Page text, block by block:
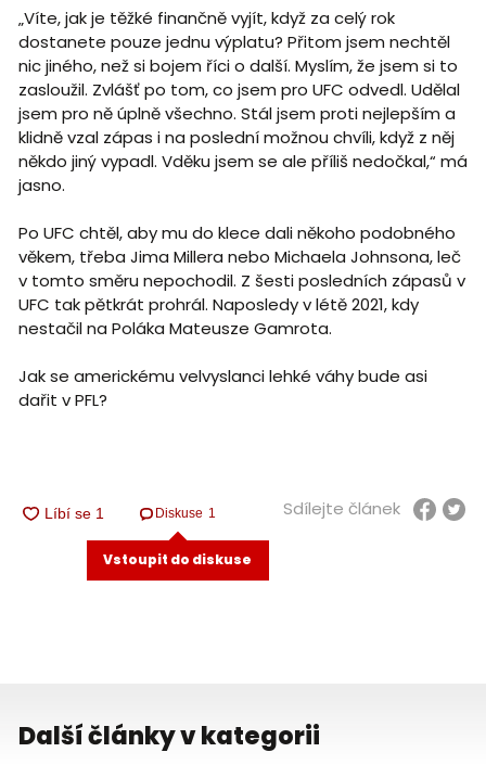
„Víte, jak je těžké finančně vyjít, když za celý rok
dostanete pouze jednu výplatu? Přitom jsem nechtěl
nic jiného, než si bojem říci o další. Myslím, že jsem si to
zasloužil. Zvlášť po tom, co jsem pro UFC odvedl. Udělal
jsem pro ně úplně všechno. Stál jsem proti nejlepším a
klidně vzal zápas i na poslední možnou chvíli, když z něj
někdo jiný vypadl. Vděku jsem se ale příliš nedočkal,“ má
jasno.
Po UFC chtěl, aby mu do klece dali někoho podobného
věkem, třeba Jima Millera nebo Michaela Johnsona, leč
v tomto směru nepochodil. Z šesti posledních zápasů v
UFC tak pětkrát prohrál. Naposledy v létě 2021, kdy
nestačil na Poláka Mateusze Gamrota.
Jak se americkému velvyslanci lehké váhy bude asi
dařit v PFL?
Diskuse 1
Vstoupit do diskuse
Sdílejte článek
Další články v kategorii